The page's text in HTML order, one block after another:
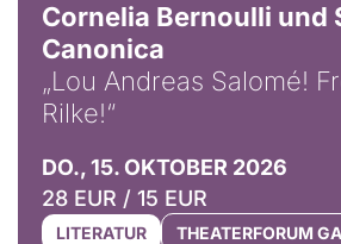
Cornelia Bernoulli und
Canonica
„Lou Andreas Salomé!
Rilke!“
DO., 15. OKTOBER 2026
28 EUR / 15 EUR
LITERATUR THEATERFORUM